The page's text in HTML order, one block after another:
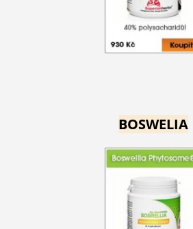
BOSWELIA